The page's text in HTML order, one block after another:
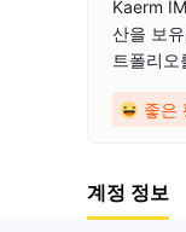
Kaerm
산을 보
트폴리
모든 수
좋은
계정 정보